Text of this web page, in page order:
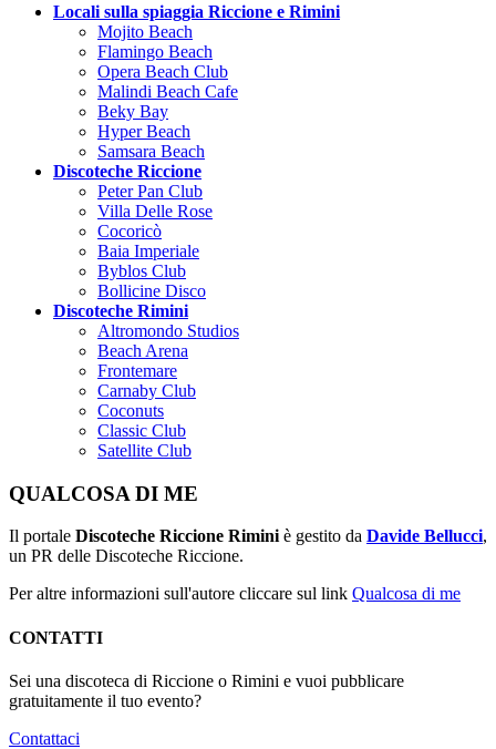
Locali sulla spiaggia Riccione e Rimini
Mojito Beach
Flamingo Beach
Opera Beach Club
Malindi Beach Cafe
Beky Bay
Hyper Beach
Samsara Beach
Discoteche Riccione
Peter Pan Club
Villa Delle Rose
Cocoricò
Baia Imperiale
Byblos Club
Bollicine Disco
Discoteche Rimini
Altromondo Studios
Beach Arena
Frontemare
Carnaby Club
Coconuts
Classic Club
Satellite Club
QUALCOSA DI ME
Il portale Discoteche Riccione Rimini è gestito da Davide Bellucci,
un PR delle Discoteche Riccione.
Per altre informazioni sull'autore cliccare sul link Qualcosa di me
CONTATTI
Sei una discoteca di Riccione o Rimini e vuoi pubblicare
gratuitamente il tuo evento?
Contattaci